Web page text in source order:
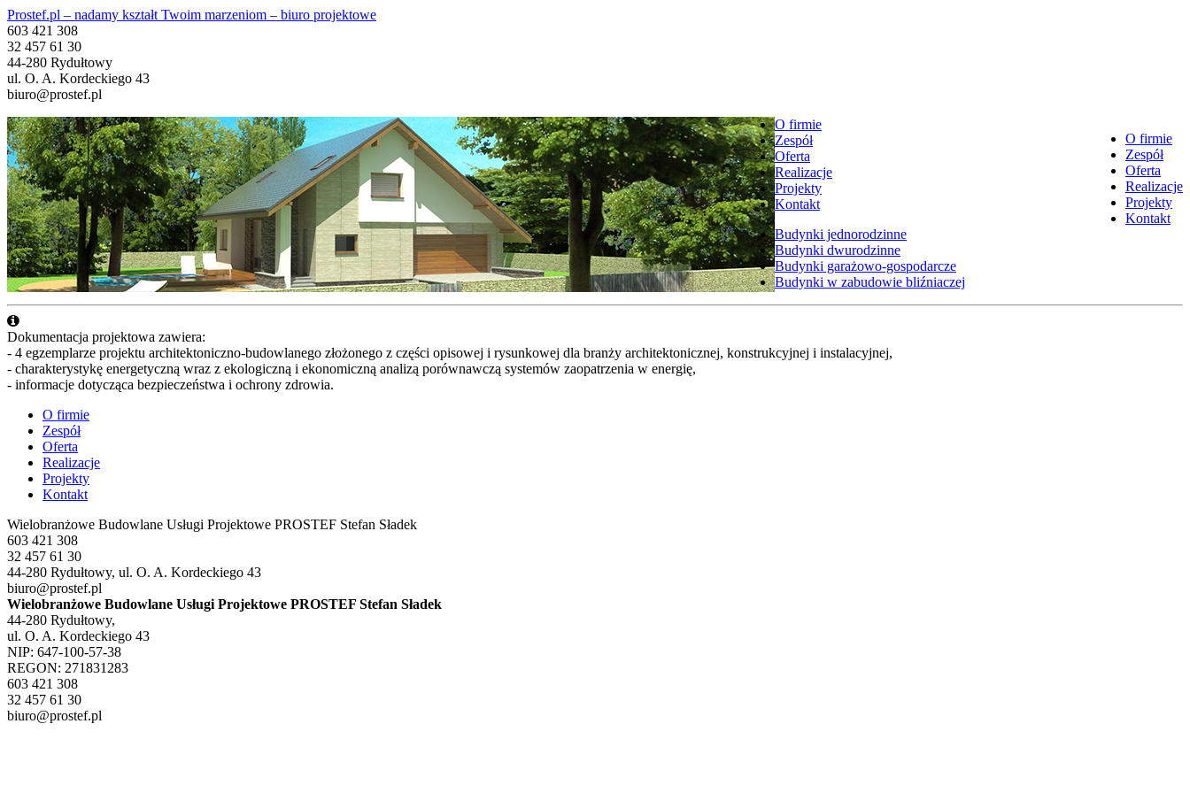
Prostef.pl – nadamy kształt Twoim marzeniom – biuro projektowe
603 421 308
32 457 61 30
44-280 Rydułtowy
ul. O. A. Kordeckiego 43
biuro@prostef.pl
O firmie
Zespół
Oferta
Realizacje
Projekty
Kontakt
O firmie
Zespół
Oferta
Realizacje
Projekty
Kontakt
Budynki jednorodzinne
Budynki dwurodzinne
Budynki garażowo-gospodarcze
Budynki w zabudowie bliźniaczej
Dokumentacja projektowa zawiera:
- 4 egzemplarze projektu architektoniczno-budowlanego złożonego z części opisowej i rysunkowej dla branży architektonicznej, konstrukcyjnej i instalacyjnej,
- charakterystykę energetyczną wraz z ekologiczną i ekonomiczną analizą porównawczą systemów zaopatrzenia w energię,
- informacje dotycząca bezpieczeństwa i ochrony zdrowia.
O firmie
Zespół
Oferta
Realizacje
Projekty
Kontakt
Wielobranżowe Budowlane Usługi Projektowe PROSTEF Stefan Sładek
603 421 308
32 457 61 30
44-280 Rydułtowy, ul. O. A. Kordeckiego 43
biuro@prostef.pl
Wielobranżowe Budowlane Usługi Projektowe PROSTEF Stefan Sładek
44-280 Rydułtowy,
ul. O. A. Kordeckiego 43
NIP: 647-100-57-38
REGON: 271831283
603 421 308
32 457 61 30
biuro@prostef.pl